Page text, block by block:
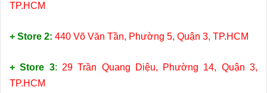
TP.HCM
+ Store 2: 440 Võ Văn Tần, Phường 5, Quận 3, TP.HCM
+ Store 3: 29 Trần Quang Diệu, Phường 14, Quận 3,
TP.HCM